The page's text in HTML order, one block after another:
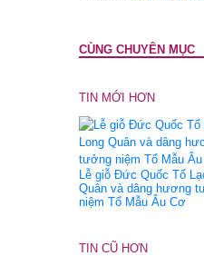
CÙNG CHUYÊN MỤC
TIN MỚI HƠN
Lễ giỗ Đức Quốc Tổ
Quân và dâng hương
niệm Tổ Mẫu Âu Cơ
TIN CŨ HƠN